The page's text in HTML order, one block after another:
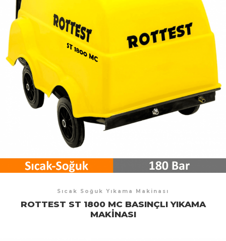
Sıcak Soğuk Yıkama Makinası
ROTTEST ST 1800 MC BASINÇLI YIKAMA
MAKINASI